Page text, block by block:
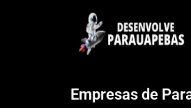
Empresas de